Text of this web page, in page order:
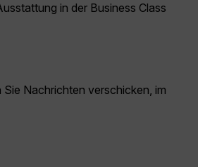
in der Business Class
Nachrichten verschicken, im